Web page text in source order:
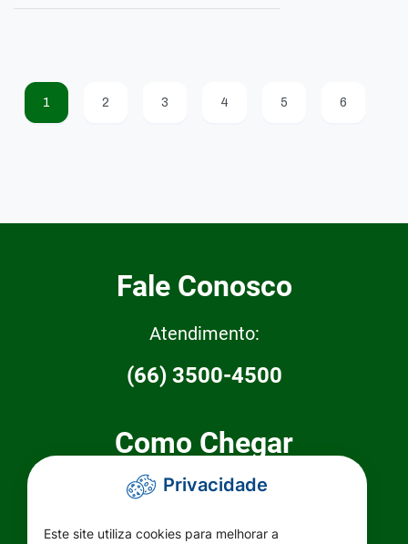
1 2 3 4 5 6
Fale Conosco
Atendimento:
(66) 3500-4500
Como Chegar
Prefeitura Municipal de Primavera do
Privacidade
Este site utiliza cookies para melhorar a